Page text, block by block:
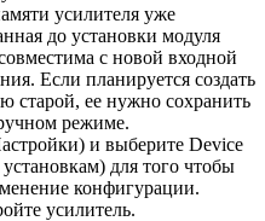
усилителя уже
до установки модуля
с новой входной
Если планируется создать
старой, ее нужно сохранить
режиме.
и выберите Device
для того чтобы
конфигурации.
усилитель.